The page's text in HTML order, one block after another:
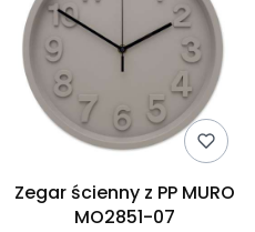
Zegar ścienny z PP MURO
MO2851-07